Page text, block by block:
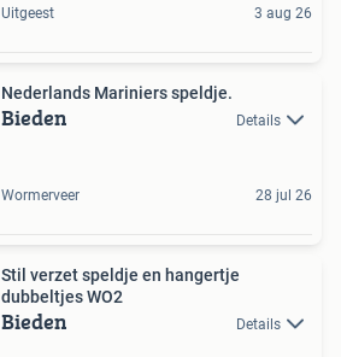
Uitgeest 3 aug 26
Nederlands Mariniers speldje.
Bieden Details
Wormerveer 28 jul 26
Stil verzet speldje en hangertje
dubbeltjes WO2
Bieden Details